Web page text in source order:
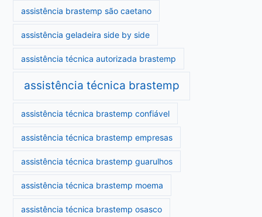
assistência brastemp são caetano
assistência geladeira side by side
assistência técnica autorizada brastemp
assistência técnica brastemp
assistência técnica brastemp confiável
assistência técnica brastemp empresas
assistência técnica brastemp guarulhos
assistência técnica brastemp moema
assistência técnica brastemp osasco